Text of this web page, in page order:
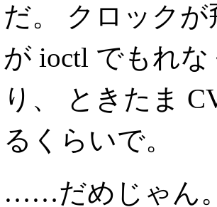
だ。 クロックが
が ioctl でもれ
り、 ときたま
るくらいで。
……だめじゃん